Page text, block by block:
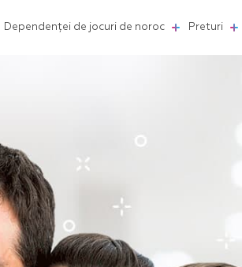
Dependenței de jocuri de noroc Preturi